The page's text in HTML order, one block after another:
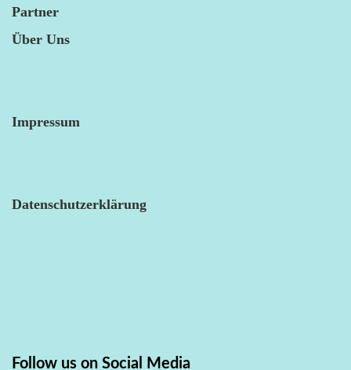
Partner
Über Uns
Impressum
Datenschutzerklärung
Follow us on Social Media